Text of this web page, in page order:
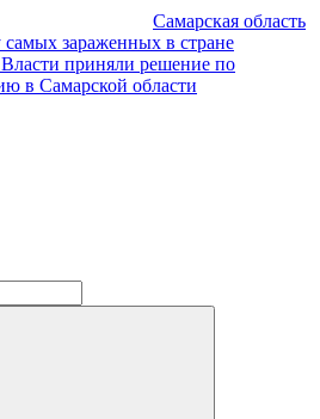
Самарская область
зараженных в стране
Власти приняли решение по
в Самарской области